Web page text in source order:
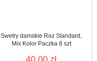
Swetry damskie Roz Standard,
Mix Kolor Paczka 8 szt
40.00 zł